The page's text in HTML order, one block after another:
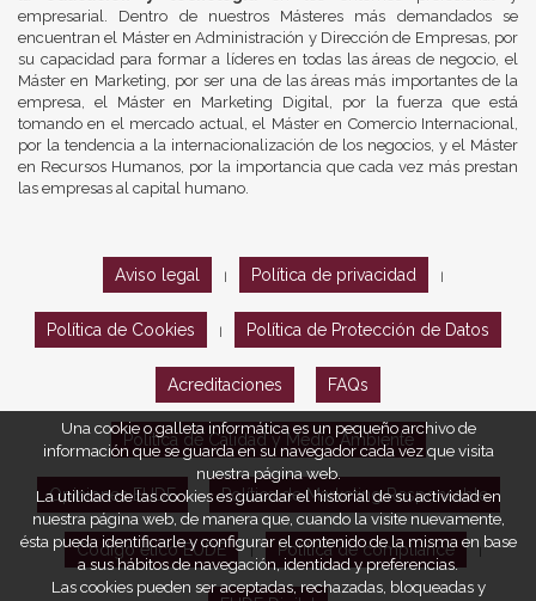
empresarial. Dentro de nuestros Másteres más demandados se
encuentran el Máster en Administración y Dirección de Empresas, por
su capacidad para formar a líderes en todas las áreas de negocio, el
Máster en Marketing, por ser una de las áreas más importantes de la
empresa, el Máster en Marketing Digital, por la fuerza que está
tomando en el mercado actual, el Máster en Comercio Internacional,
por la tendencia a la internacionalización de los negocios, y el Máster
en Recursos Humanos, por la importancia que cada vez más prestan
las empresas al capital humano.
Aviso legal Política de privacidad
Política de Cookies Política de Protección de Datos
Acreditaciones FAQs
Política de Calidad y Medio Ambiente
Opiniones EUDE Política de Marketing Responsable
Código ético EUDE Política de compliance
Una cookie o galleta informática es un pequeño archivo de
información que se guarda en su navegador cada vez que visita
nuestra página web.
La utilidad de las cookies es guardar el historial de su actividad en
nuestra página web, de manera que, cuando la visite nuevamente,
ésta pueda identificarle y configurar el contenido de la misma en base
a sus hábitos de navegación, identidad y preferencias.
Las cookies pueden ser aceptadas, rechazadas, bloqueadas y